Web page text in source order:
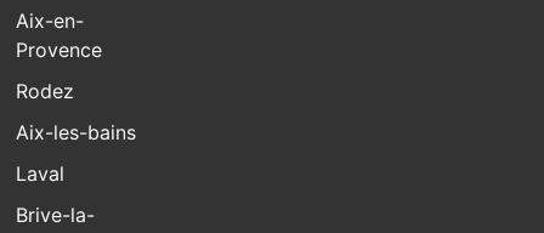
Aix-en-
Provence
Rodez
Aix-les-bains
Laval
Brive-la-